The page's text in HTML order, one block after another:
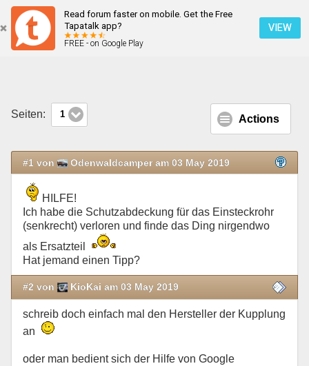
Read forum faster on mobile. Get the Free
Tapatalk app?
FREE - on Google Play
VIEW
Abnehmbare Anhängerkupplung Schutzkappe
Seiten: 1 Actions
#1 von Odenwaldcamper am 03 May 2019
HILFE!
Ich habe die Schutzabdeckung für das Einsteckrohr
(senkrecht) verloren und finde das Ding nirgendwo
als Ersatzteil
Hat jemand einen Tipp?
#2 von KioKai am 03 May 2019
schreib doch einfach mal den Hersteller der Kupplung
an
oder man bedient sich der Hilfe von Google